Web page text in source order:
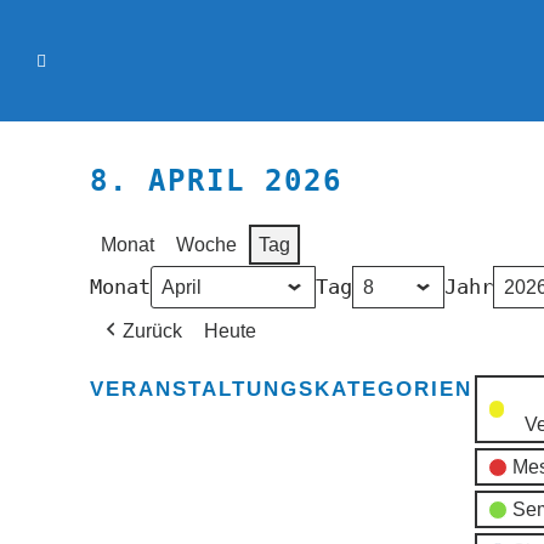
8. APRIL 2026
Monat Woche Tag
Monat Tag Jahr
Zurück Heute
VERANSTALTUNGSKATEGORIEN